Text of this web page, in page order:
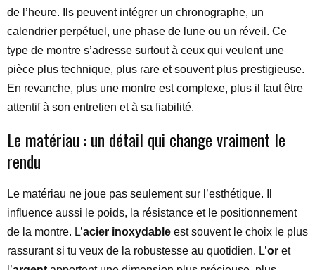
de l’heure. Ils peuvent intégrer un chronographe, un
calendrier perpétuel, une phase de lune ou un réveil. Ce
type de montre s’adresse surtout à ceux qui veulent une
pièce plus technique, plus rare et souvent plus prestigieuse.
En revanche, plus une montre est complexe, plus il faut être
attentif à son entretien et à sa fiabilité.
Le matériau : un détail qui change vraiment le
rendu
Le matériau ne joue pas seulement sur l’esthétique. Il
influence aussi le poids, la résistance et le positionnement
de la montre. L’acier inoxydable est souvent le choix le plus
rassurant si tu veux de la robustesse au quotidien. L’or et